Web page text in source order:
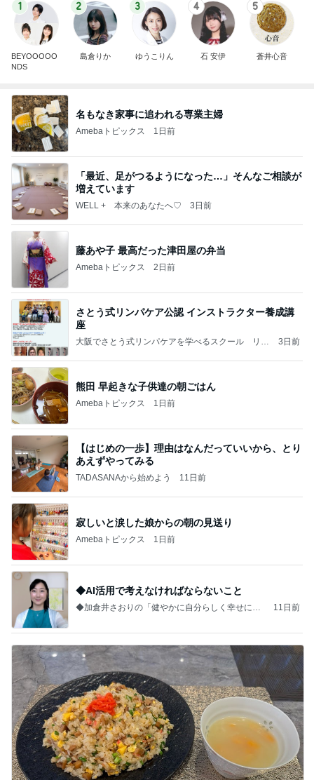
1
BEYOOOOO
NDS
2
島倉りか
3
ゆうこりん
4
石 安伊
5
蒼井心音
名もなき家事に追われる専業主婦
Amebaトピックス 1日前
「最近、足がつるようになった…」そんなご相談が
増えています
WELL + 本来のあなたへ♡ 3日前
藤あや子 最高だった津田屋の弁当
Amebaトピックス 2日前
さとう式リンパケア公認 インストラクター養成講
座
大阪でさとう式リンパケアを学べるスクール リバ
3日前
熊田 早起きな子供達の朝ごはん
Amebaトピックス 1日前
【はじめの一歩】理由はなんだっていいから、とり
あえずやってみる
TADASANAから始めよう 11日前
寂しいと涙した娘からの朝の見送り
Amebaトピックス 1日前
◆AI活用で考えなければならないこと
◆加倉井さおりの「健やかに自分らしく幸せに生
11日前